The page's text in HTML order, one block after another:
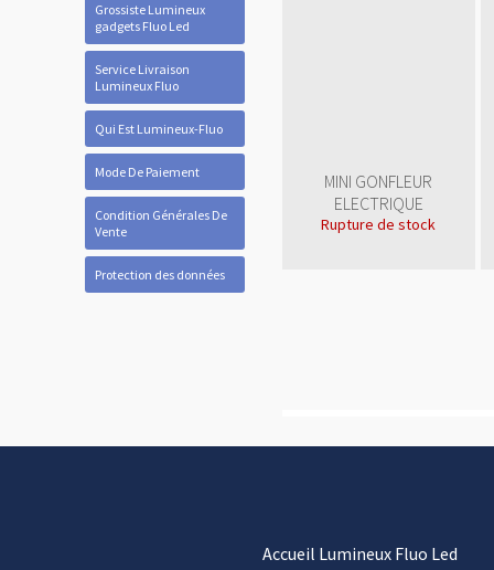
Grossiste Lumineux
gadgets Fluo Led
Service Livraison
Lumineux Fluo
Qui Est Lumineux-Fluo
Mode De Paiement
Condition Générales De
Vente
Protection des données
Accueil Lumineux Fluo Led
MINI GONFLEUR
ELECTRIQUE
Rupture de stock